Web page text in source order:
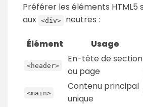
Préférer les éléments HTML5
aux <div> neutres :
Élément Usage
<header>
En-tête de section
ou page
<main>
Contenu principal
unique